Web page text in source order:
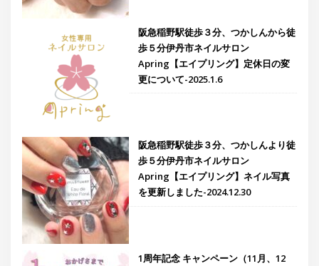
阪急稲野駅徒歩３分、つかしんから徒
歩５分伊丹市ネイルサロン
Apring【エイプリング】定休日の変
更について-2025.1.6
阪急稲野駅徒歩３分、つかしんより徒
歩５分伊丹市ネイルサロン
Apring【エイプリング】ネイル写真
を更新しました-2024.12.30
1周年記念 キャンペーン（11月、12